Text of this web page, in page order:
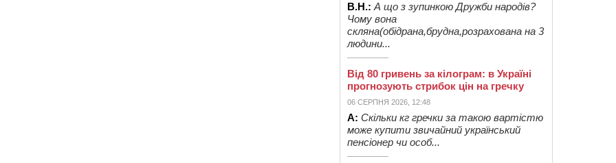
В.Н.: А що з зупинкою Дружби народів?
Чому вона
скляна(обідрана,брудна,розрахована на 3
людини...
Від 80 гривень за кілограм: в Україні
прогнозують стрибок цін на гречку
06 СЕРПНЯ 2026, 12:48
А: Скільки кг гречки за такою вартістю
може купити звичайний український
пенсіонер чи особ...